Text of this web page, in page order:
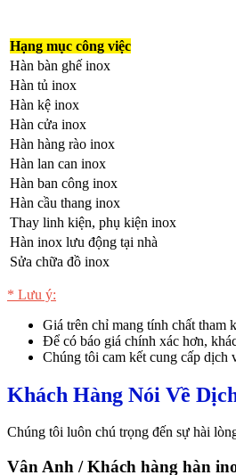
Hạng mục công việc
Hàn bàn ghế inox
Hàn tủ inox
Hàn kệ inox
Hàn cửa inox
Hàn hàng rào inox
Hàn lan can inox
Hàn ban công inox
Hàn cầu thang inox
Thay linh kiện, phụ kiện inox
Hàn inox lưu động tại nhà
Sửa chữa đồ inox
* Lưu ý:
Giá trên chỉ mang tính chất tham
Để có báo giá chính xác hơn,
Chúng tôi cam kết cung cấp dịch
Khách Hàng Nói Về
Chúng tôi luôn chú trọng đến sự hài
Vân Anh / Khách hàng hàn